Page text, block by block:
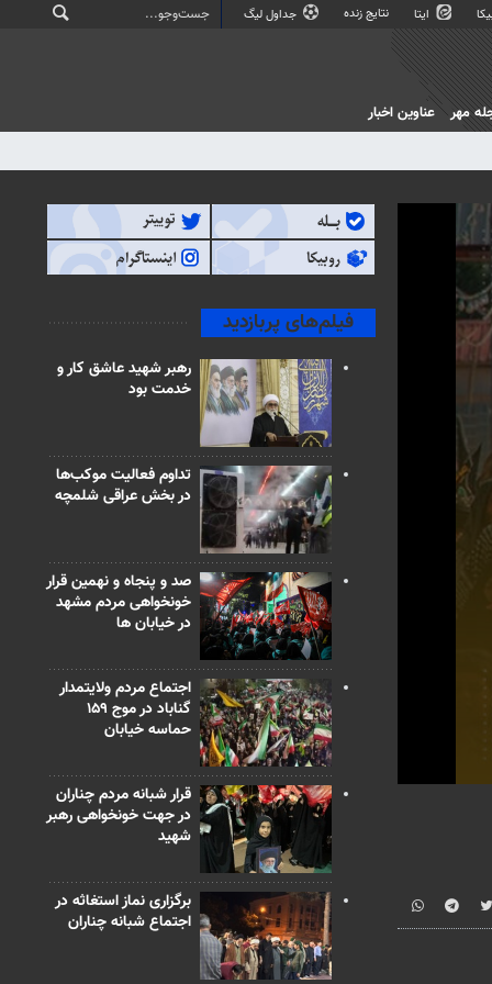
ایتا نتایج زنده جداول لیگ
مهر عناوین اخبار
0
seconds
90%
فیلم‌های پربازدید
رهبر شهید عاشق کار و
خدمت بود
تداوم فعالیت موکب‌ها
در بخش عراقی شلمچه
صد و پنجاه و نهمین قرار
خونخواهی مردم مشهد
در خیابان ها
اجتماع مردم ولایتمدار
گناباد در موج ۱۵۹
حماسه خیابان
قرار شبانه مردم چناران
در جهت خونخواهی رهبر
شهید
برگزاری نماز استغاثه در
اجتماع شبانه چناران